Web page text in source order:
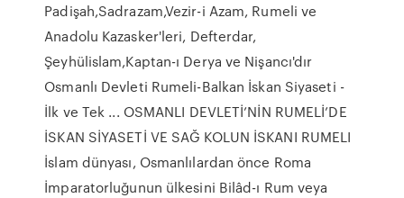
Padişah,Sadrazam,Vezir-i Azam, Rumeli ve
Anadolu Kazasker'leri, Defterdar,
Şeyhülislam,Kaptan-ı Derya ve Nişancı'dır
Osmanlı Devleti Rumeli-Balkan İskan Siyaseti -
İlk ve Tek ... OSMANLI DEVLETİ’NİN RUMELİ’DE
İSKAN SİYASETİ VE SAĞ KOLUN İSKANI RUMELI
İslam dünyası, Osmanlılardan önce Roma
İmparatorluğunun ülkesini Bilâd-ı Rum veya